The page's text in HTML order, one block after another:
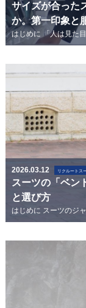
サイズが合った
か。第一印象と
2026.03.12 リクルートス
スーツの「ベン
と選び方